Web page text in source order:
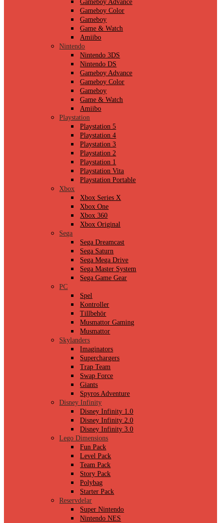
Gameboy Advance
Gameboy Color
Gameboy
Game & Watch
Amiibo
Nintendo
Nintendo 3DS
Nintendo DS
Gameboy Advance
Gameboy Color
Gameboy
Game & Watch
Amiibo
Playstation
Playstation 5
Playstation 4
Playstation 3
Playstation 2
Playstation 1
Playstation Vita
Playstation Portable
Xbox
Xbox Series X
Xbox One
Xbox 360
Xbox Original
Sega
Sega Dreamcast
Sega Saturn
Sega Mega Drive
Sega Master System
Sega Game Gear
PC
Spel
Kontroller
Tillbehör
Musmattor Gaming
Musmattor
Skylanders
Imaginators
Superchargers
Trap Team
Swap Force
Giants
Spyros Adventure
Disney Infinity
Disney Infinity 1.0
Disney Infinity 2.0
Disney Infinity 3.0
Lego Dimensions
Fun Pack
Level Pack
Team Pack
Story Pack
Polybag
Starter Pack
Reservdelar
Super Nintendo
Nintendo NES